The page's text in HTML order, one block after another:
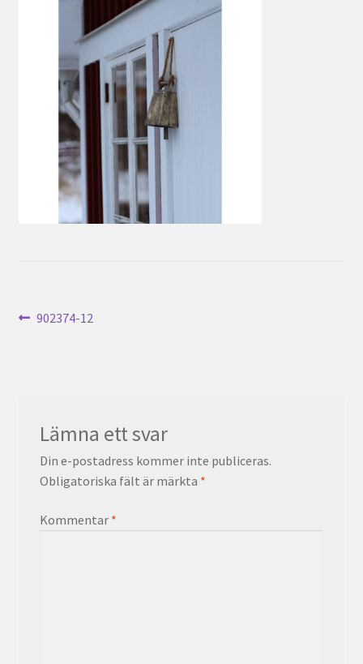
Inläggsnavigering
Föregående
902374-12
Lämna ett svar
Din e-postadress kommer inte publiceras.
Obligatoriska fält är märkta *
Kommentar *